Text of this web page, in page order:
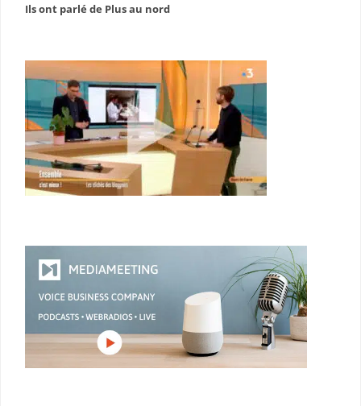
Ils ont parlé de Plus au nord